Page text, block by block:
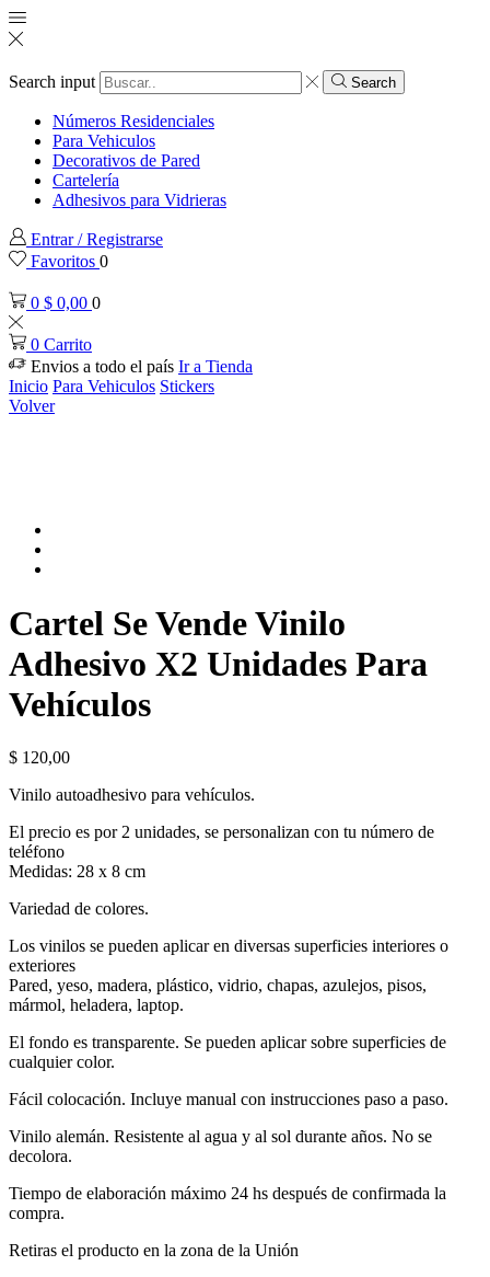
Search input Search
Números Residenciales
Para Vehiculos
Decorativos de Pared
Cartelería
Adhesivos para Vidrieras
Entrar / Registrarse
Favoritos 0
0 $ 0,00 0
0 Carrito
Envios a todo el país Ir a Tienda
Inicio Para Vehiculos Stickers
Volver
Cartel Se Vende Vinilo
Adhesivo X2 Unidades Para
Vehículos
$ 120,00
Vinilo autoadhesivo para vehículos.
El precio es por 2 unidades, se personalizan con tu número de
teléfono
Medidas: 28 x 8 cm
Variedad de colores.
Los vinilos se pueden aplicar en diversas superficies interiores o
exteriores
Pared, yeso, madera, plástico, vidrio, chapas, azulejos, pisos,
mármol, heladera, laptop.
El fondo es transparente. Se pueden aplicar sobre superficies de
cualquier color.
Fácil colocación. Incluye manual con instrucciones paso a paso.
Vinilo alemán. Resistente al agua y al sol durante años. No se
decolora.
Tiempo de elaboración máximo 24 hs después de confirmada la
compra.
Retiras el producto en la zona de la Unión